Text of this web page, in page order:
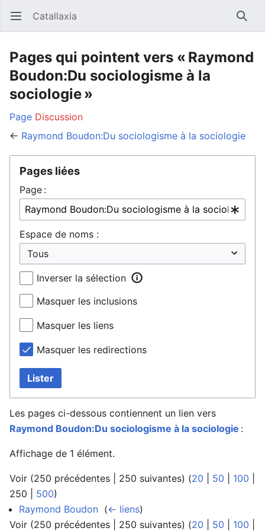
Ouvrir le menu principal Catallaxia
Pages qui pointent vers « Raymond
Boudon:Du sociologisme à la
sociologie »
Page Discussion
← Raymond Boudon:Du sociologisme à la sociologie
Pages liées
Page :
Espace de noms :
Inverser la sélection
Masquer les inclusions
Masquer les liens
Masquer les redirections
Lister
Les pages ci-dessous contiennent un lien vers
Raymond Boudon:Du sociologisme à la sociologie :
Affichage de 1 élément.
Voir (250 précédentes 250 suivantes) (20 50 100
250
500)
Raymond Boudon (← liens)
Voir (250 précédentes 250 suivantes) (20 50 100